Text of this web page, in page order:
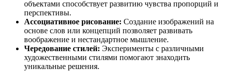
объектами способствует развитию чувства пропорций и
перспективы.
Ассоциативное рисование: Создание изображений на
основе слов или концепций позволяет развивать
воображение и нестандартное мышление.
Чередование стилей: Эксперименты с различными
художественными стилями помогают знаходить
уникальные решения.